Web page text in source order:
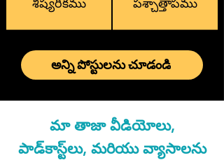
శిష్యరికము పశ్చాత్తాపము
అన్ని పోస్టులను చూడండి
మా తాజా వీడియోలు,
పాడ్‌కాస్ట్‌లు, మరియు వ్యాసాలను